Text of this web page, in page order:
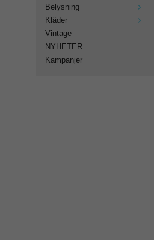
Belysning
Kläder
Vintage
NYHETER
Kampanjer